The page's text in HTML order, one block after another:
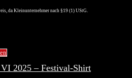
da Kleinunternehmer nach §19 (1) UStG.
Dieses
Produkt